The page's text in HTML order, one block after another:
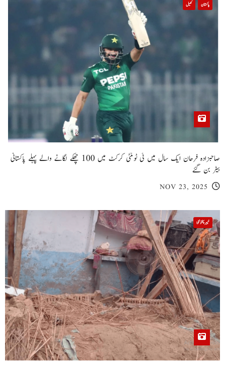
پاکستان کھیل
صاحبزادہ فرحان ایک سال میں ٹی ٹوئنٹی کرکٹ میں 100 چھکے لگانے والے پہلے پاکستانی
بیٹر بن گئے
NOV 23, 2025
خیبر پختونخوا